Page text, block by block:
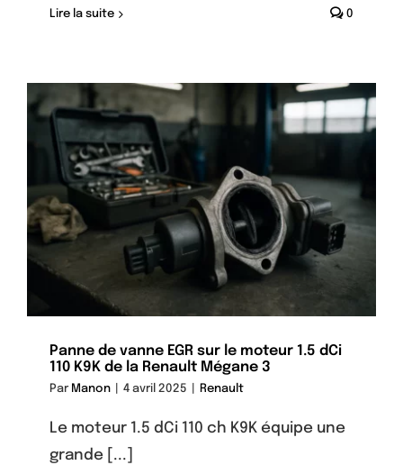
Lire la suite 0
Panne de vanne EGR sur le moteur 1.5 dCi
110 K9K de la Renault Mégane 3
Par Manon 4 avril 2025 Renault
Le moteur 1.5 dCi 110 ch K9K équipe une
grande [...]